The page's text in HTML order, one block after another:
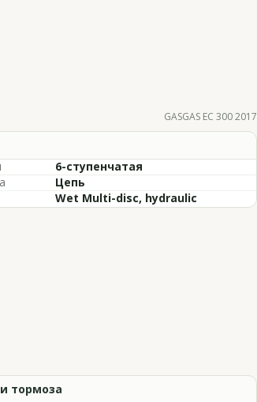
GASGAS EC 300 2017
6-ступенчатая
Цепь
Wet Multi-disc, hydraulic
тормоза